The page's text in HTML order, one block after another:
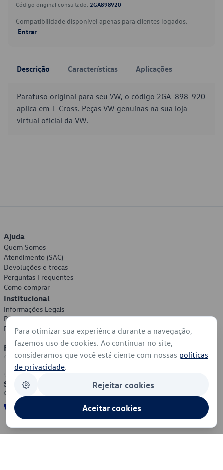
Código original consultado: 2GA898920
Compatibilidade disponível apenas para clientes logados.
Entrar
Descrição Características Aplicações
Parafuso original para seu VW, o código 2GA-898-920
aplica em T-Cross. Peças VW genuínas na sua loja
virtual oficial da VW.
Ajuda
Quem Somos
Atendimento (SAC)
Devoluções e trocas
Perguntas Frequentes
Como comprar
Institucional
Informações Legais
Política de Privacidade
Política de Cookies
Formas de Pagamento
Segurança
Para otimizar sua experiência durante a navegação,
fazemos uso de cookies. Ao continuar no site,
consideramos que você está ciente com nossas políticas
de privacidade.
Rejeitar cookies
Aceitar cookies